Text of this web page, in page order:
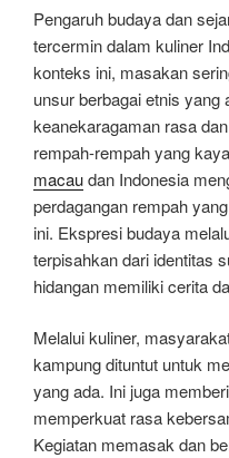
Pengaruh budaya dan
tercermin dalam kuliner
konteks ini, masakan
unsur berbagai etnis yang
keanekaragaman rasa
rempah-rempah yang
macaudan Indonesia
perdagangan rempah
ini. Ekspresi budaya
terpisahkan dari identitas
hidangan memiliki cerita
Melalui kuliner,
kampung dituntut untuk
yang ada. Ini juga
memperkuat rasa
Kegiatan memasak dan